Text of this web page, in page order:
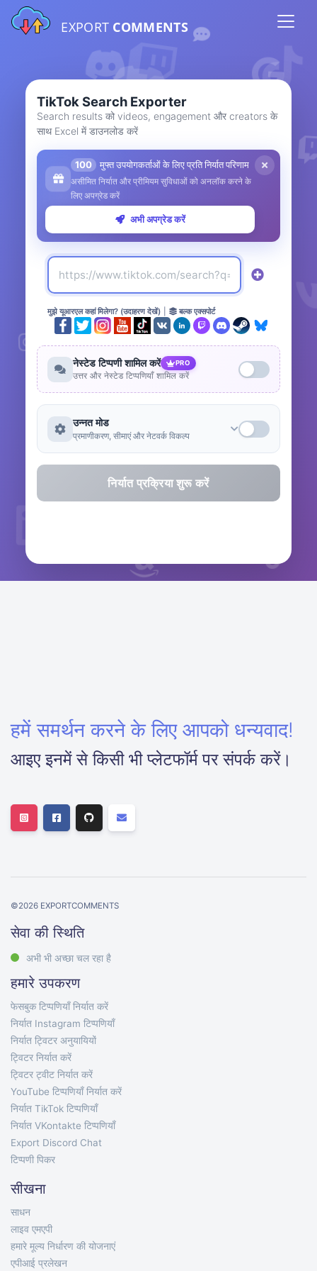
EXPORT COMMENTS
TikTok Search Exporter
Search results को videos, engagement और creators के
साथ Excel में डाउनलोड करें
100 मुफ्त उपयोगकर्ताओं के लिए प्रति निर्यात परिणाम
असीमित निर्यात और प्रीमियम सुविधाओं को अनलॉक करने के
लिए अपग्रेड करें
अभी अपग्रेड करें
मुझे यूआरएल कहां मिलेगा? (उदाहरण देखें) बल्क एक्सपोर्ट
नेस्टेड टिप्पणी शामिल करें PRO
उत्तर और नेस्टेड टिप्पणियाँ शामिल करें
उन्नत मोड
प्रमाणीकरण, सीमाएं और नेटवर्क विकल्प
निर्यात प्रक्रिया शुरू करें
हमें समर्थन करने के लिए आपको धन्यवाद!
आइए इनमें से किसी भी प्लेटफॉर्म पर संपर्क करें।
©2026 EXPORTCOMMENTS
सेवा की स्थिति
अभी भी अच्छा चल रहा है
हमारे उपकरण
फेसबुक टिप्पणियाँ निर्यात करें
निर्यात Instagram टिप्पणियाँ
निर्यात ट्विटर अनुयायियों
ट्विटर निर्यात करें
ट्विटर ट्वीट निर्यात करें
YouTube टिप्पणियाँ निर्यात करें
निर्यात TikTok टिप्पणियाँ
निर्यात VKontakte टिप्पणियाँ
Export Discord Chat
टिप्पणी पिकर
सीखना
साधन
लाइव एमएपी
हमारे मूल्य निर्धारण की योजनाएं
एपीआई प्रलेखन